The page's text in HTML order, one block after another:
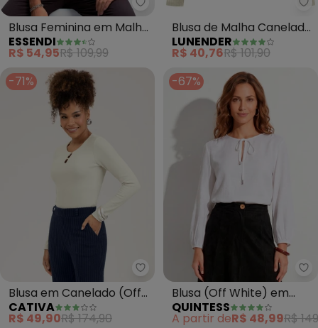
Essendi - Blusa Feminina em
Blusa Feminina em Malha
Comfort (Natural)
ESSENDI
R$ 54,95R$ 109,99
Blusa de Malha Canelada
e Decote em V (Bege)
LUNENDER
R$ 40,76R$ 101,90
-71%
Cativa -
Blusa em Canelado (Off
White)
CATIVA
R$ 49,90R$ 174,90
-67%
Blusa (Off White) em
Tecido Plano
QUINTESS
A partir deR$ 48,99R$